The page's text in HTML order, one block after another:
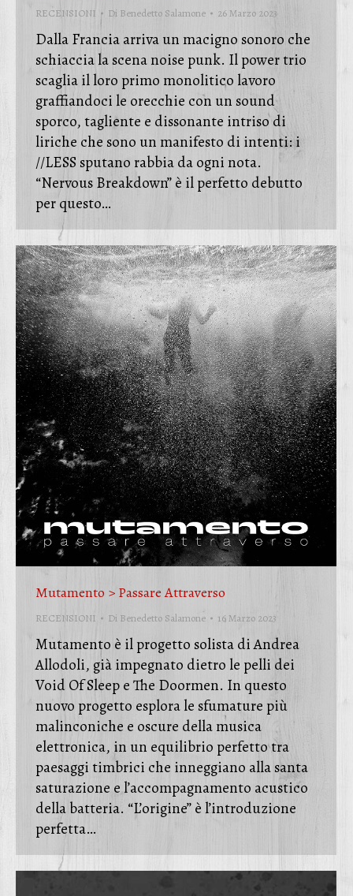
RECENSIONI Di Benedetto Salamone 26 Marzo 2023
Dalla Francia arriva un macigno sonoro che
schiaccia la scena noise punk. Il power trio
scaglia il loro primo monolitico lavoro
graffiandoci le orecchie con un sound
sporco, tagliente e dissonante intriso di
liriche che sono un manifesto di intenti: i
//LESS sputano rabbia da ogni nota.
“Nervous Breakdown” è il perfetto debutto
per questo…
Mutamento > Passare Attraverso
RECENSIONI Di Benedetto Salamone 16 Marzo 2023
Mutamento è il progetto solista di Andrea
Allodoli, già impegnato dietro le pelli dei
Void Of Sleep e The Doormen. In questo
nuovo progetto esplora le sfumature più
malinconiche e oscure della musica
elettronica, in un equilibrio perfetto tra
paesaggi timbrici che inneggiano alla santa
saturazione e l’accompagnamento acustico
della batteria. “L’origine” è l’introduzione
perfetta…